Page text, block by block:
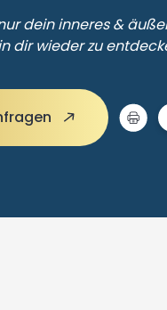
dein inneres &
dir wieder zu